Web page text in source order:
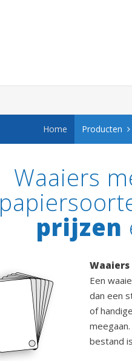
Home Producten
Waaiers
prijzen
Een
dan een
of
bestand